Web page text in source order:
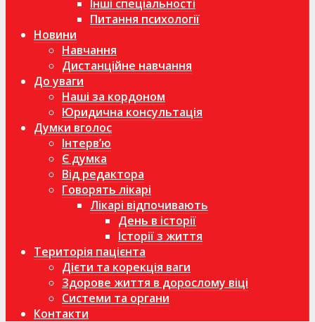
Інші спеціальності
Питання психології
Новини
Навчання
Дистанційне навчання
До уваги
Наші за кордоном
Юридична консультація
Думки вголос
Інтерв’ю
Є думка
Від редактора
Говорять лікарі
Лікарі відпочивають
День в історії
Історії з життя
Територія пацієнта
Дієти та корекція ваги
Здорове життя в дорослому віці
Системи та органи
Контакти